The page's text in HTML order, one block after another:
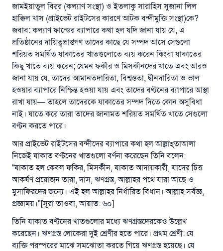
জামইয়াতুল বির্‌র (কল্যাণ সংস্থা) ও ইতলাকু সারাহিস সুজানা লিল
হাক্কিল খাস (প্রাইভেট রাইটসের কারণে আটক বন্দীমুক্তি সংস্থা)কে?
জবাব: কল্যাণ ফান্ডের ব্যাপারে কথা হল যদি জানা যায় যে, এ
প্রতিষ্ঠানের দায়িত্বপ্রাপ্তগণ তাদের কাছে যে সম্পদ আসে সেগুলো
শরিয়ত সমর্থিত যাকাতের খাতগুলোতে ব্যয় করেন কিংবা যাকাতের
কিছু খাতে ব্যয় করেন; যেমন ফকীর ও মিসকীনদের খাতে এবং আরও
জানা যায় যে, তাদের আমানতদারিতা, বিশ্বস্ততা, দ্বীনদারিতা ও ভাল
হওয়ার ব্যাপারে নিশ্চিন্ত হওয়া যায় এবং তাদের বণ্টনের ব্যাপারে আস্থা
রাখা যায়— তাহলে তাদেরকে যাকাতের সম্পদ দিতে কোন অসুবিধা
নাই। যাতে করে তারা তাদের জানামত শরিয়ত সমর্থিত খাতে সেগুলো
বণ্টন করতে পারে।
আর প্রাইভেট রাইটসের বন্দীদের ব্যাপারে কথা হল আল্লাহ্‌তাআলা
নিজেই যাকাত বণ্টনের খাতগুলো বর্ণনা করেছেন তিনি বলেন:
“যাকাত হল কেবল ফকির, মিসকীন, যাকাত আদায়কারী, যাদের চিত্ত
আকর্ষণ প্রয়োজন তারা, দাস, ঋণগ্রস্ত, আল্লাহর পথে যারা আছে ও
মুসাফিরদের জন্যে। এই হল আল্লাহর নির্ধারিত বিধান। আল্লাহ সর্বজ্ঞ,
প্রজ্ঞাময়।"[সূরা তাওবা, আয়াত: ৬০]
তিনি যাকাত বণ্টনের খাতগুলোর মধ্যে ঋণগ্রস্তদেরকেও উল্লেখ
করেছেন। ঋণগ্রস্ত লোকেরা দুই শ্রেণীর হতে পারে। প্রথম শ্রেণী: যে
ব্যক্তি পরস্পরের মাঝে সমঝোতা করতে গিয়ে ঋণগ্রস্ত হয়েছে। যে
উত্তর নম্বর ১১০৮৪৫ একটি বিবাহ রক্ষা
করেছিল।
উম্মাহকে উত্তর দিতে আমাদেরকে সহযোগিতা করুন
রাসূল সাল্লাল্লাহু আলাইহি ওয়া সাল্লাম বলেছেন
যে ব্যক্তি সৎ কর্মের পথ দেখাবে সে সৎকর্মকারীর সমান
(সহিহ মুসলিম; ১৮৯৩)